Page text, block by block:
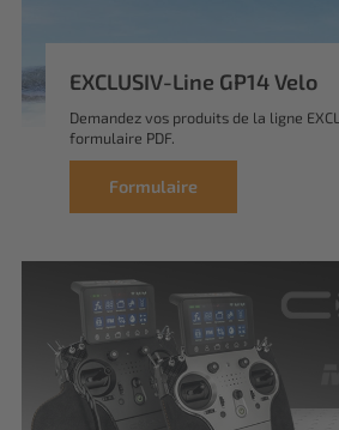
EXCLUSIV-Line GP14 Velo
Demandez vos produits de la ligne
formulaire PDF.
Formulaire